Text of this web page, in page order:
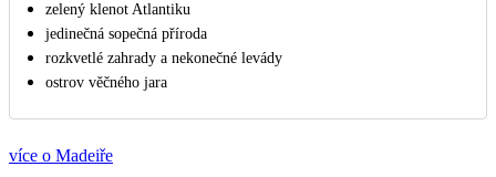
zelený klenot Atlantiku
jedinečná sopečná příroda
rozkvetlé zahrady a nekonečné levády
ostrov věčného jara
více o Madeiře